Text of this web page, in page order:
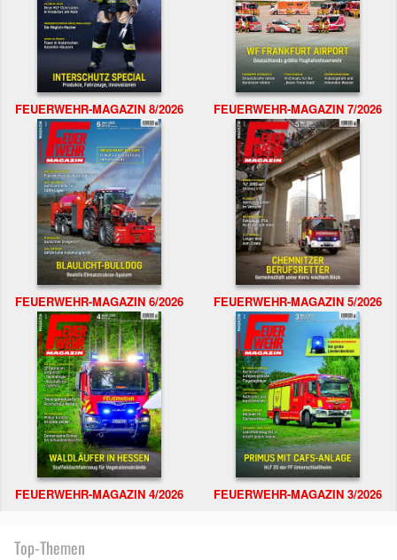
FEUERWEHR-MAGAZIN 8/2026 FEUERWEHR-MAGAZIN 7/2026
FEUERWEHR-MAGAZIN 6/2026 FEUERWEHR-MAGAZIN 5/2026
FEUERWEHR-MAGAZIN 4/2026 FEUERWEHR-MAGAZIN 3/2026
Top-Themen